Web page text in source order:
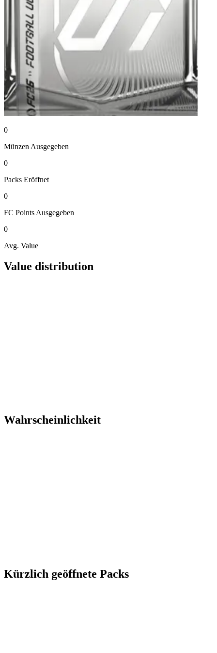
0
Münzen Ausgegeben
0
Packs Eröffnet
0
FC Points Ausgegeben
0
Avg. Value
Value distribution
Wahrscheinlichkeit
Kürzlich geöffnete Packs